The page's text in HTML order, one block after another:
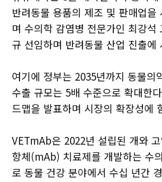
반려동물 용품의 제조 및 판매업을
며 수의학 감염병 전문가인 최강석
규 선임하며 반려동물 산업 진출에
여기에 정부는 2035년까지 동물의
수출 규모는 5배 수준으로 확대한
드맵을 발표하며 시장의 확장성에
VETmAb은 2022년 설립된 개와
항체(mAb) 치료제를 개발하는 수
로 동물 건강 분야에서 수십 년간